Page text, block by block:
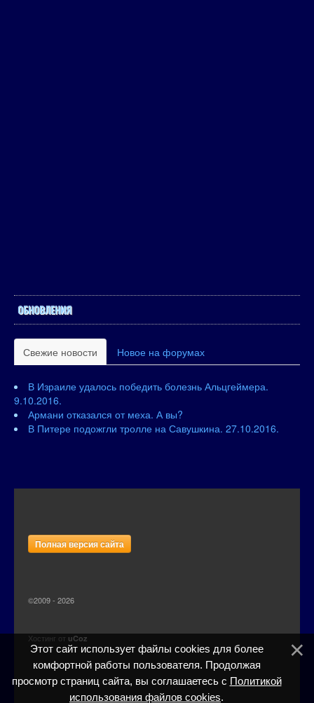
ОБНОВЛЕНИЯ
Свежие новости Новое на форумах
В Израиле удалось победить болезнь Альцгеймера.
9.10.2016.
Армани отказался от меха. А вы?
В Питере подожгли тролле на Савушкина. 27.10.2016.
Полная версия сайта
©2009 - 2026
Хостинг от uCoz
Этот сайт использует файлы cookies для более
комфортной работы пользователя. Продолжая
просмотр страниц сайта, вы соглашаетесь с Политикой
использования файлов cookies.